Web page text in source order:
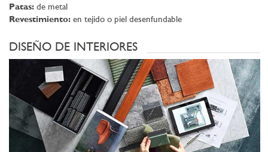
Patas: de metal
Revestimiento: en tejido o piel desenfundable
DISEÑO DE INTERIORES